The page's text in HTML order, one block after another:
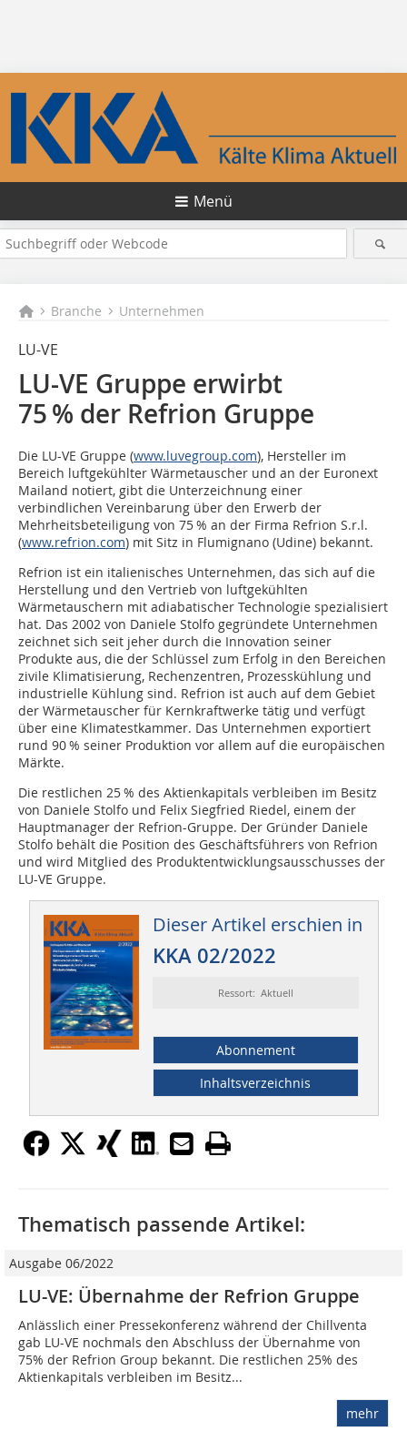
Menü
Branche Unternehmen
LU-VE
LU-VE Gruppe erwirbt
75 % der Refrion Gruppe
Die LU-VE Gruppe (www.luvegroup.com), Hersteller im
Bereich luftgekühlter Wärmetauscher und an der Euronext
Mailand notiert, gibt die Unterzeichnung einer
verbindlichen Vereinbarung über den Erwerb der
Mehrheitsbeteiligung von 75 % an der Firma Refrion S.r.l.
(www.refrion.com) mit Sitz in Flumignano (Udine) bekannt.
Refrion ist ein italienisches Unternehmen, das sich auf die
Herstellung und den Vertrieb von luftgekühlten
Wärmetauschern mit adiabatischer Technologie spezialisiert
hat. Das 2002 von Daniele Stolfo gegründete Unternehmen
zeichnet sich seit jeher durch die Innovation seiner
Produkte aus, die der Schlüssel zum Erfolg in den Bereichen
zivile Klimatisierung, Rechenzentren, Prozesskühlung und
industrielle Kühlung sind. Refrion ist auch auf dem Gebiet
der Wärmetauscher für Kernkraftwerke tätig und verfügt
über eine Klimatestkammer. Das Unternehmen exportiert
rund 90 % seiner Produktion vor allem auf die europäischen
Märkte.
Die restlichen 25 % des Aktienkapitals verbleiben im Besitz
von Daniele Stolfo und Felix Siegfried Riedel, einem der
Hauptmanager der Refrion-Gruppe. Der Gründer Daniele
Stolfo behält die Position des Geschäftsführers von Refrion
und wird Mitglied des Produktentwicklungsausschusses der
LU-VE Gruppe.
Dieser Artikel erschien in
KKA 02/2022
Ressort: Aktuell
Abonnement
Inhaltsverzeichnis
Thematisch passende Artikel:
Ausgabe 06/2022
LU-VE: Übernahme der Refrion Gruppe
Anlässlich einer Pressekonferenz während der Chillventa
gab LU-VE nochmals den Abschluss der Übernahme von
75% der Refrion Group bekannt. Die restlichen 25% des
Aktienkapitals verbleiben im Besitz...
mehr